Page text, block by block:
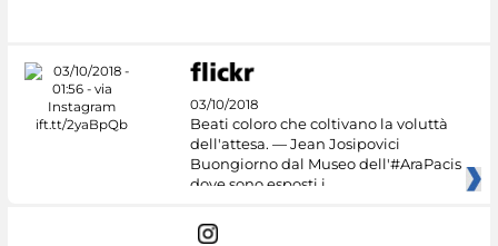
03/10/2018
Beati coloro che coltivano la voluttà
dell'attesa. — Jean Josipovici
Buongiorno dal Museo dell'#AraPacis
dove sono esposti i